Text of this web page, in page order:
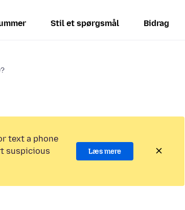
Stil et spørgsmål Bidrag
text a phone
suspicious
Læs mere